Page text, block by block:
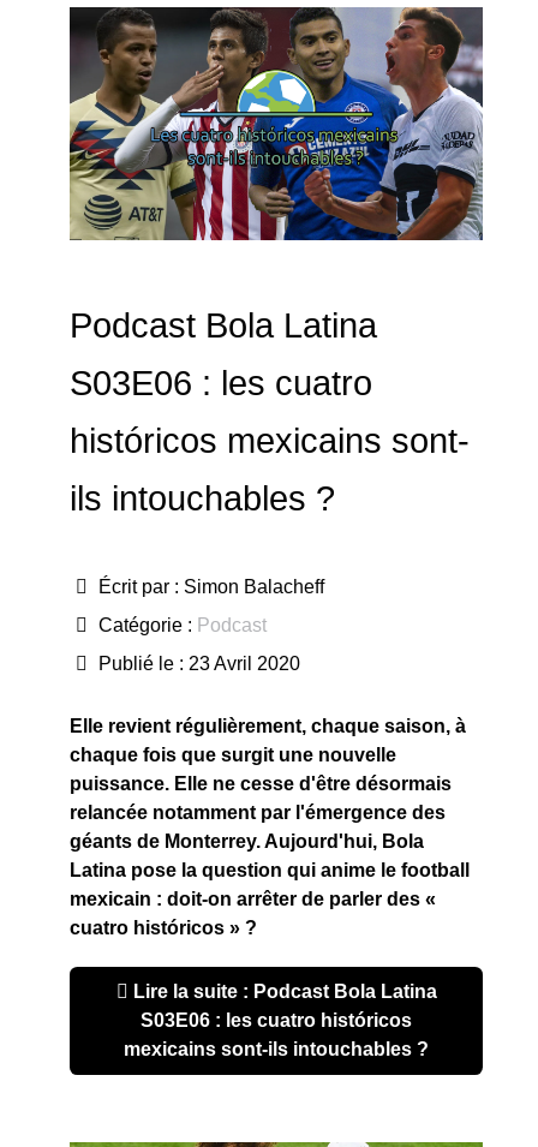
Podcast Bola Latina
S03E06 : les cuatro
históricos mexicains sont-
ils intouchables ?
Écrit par : Simon Balacheff
Catégorie : Podcast
Publié le : 23 Avril 2020
Elle revient régulièrement, chaque saison, à
chaque fois que surgit une nouvelle
puissance. Elle ne cesse d'être désormais
relancée notamment par l'émergence des
géants de Monterrey. Aujourd'hui, Bola
Latina pose la question qui anime le football
mexicain : doit-on arrêter de parler des «
cuatro históricos » ?
Lire la suite : Podcast Bola Latina
S03E06 : les cuatro históricos
mexicains sont-ils intouchables ?